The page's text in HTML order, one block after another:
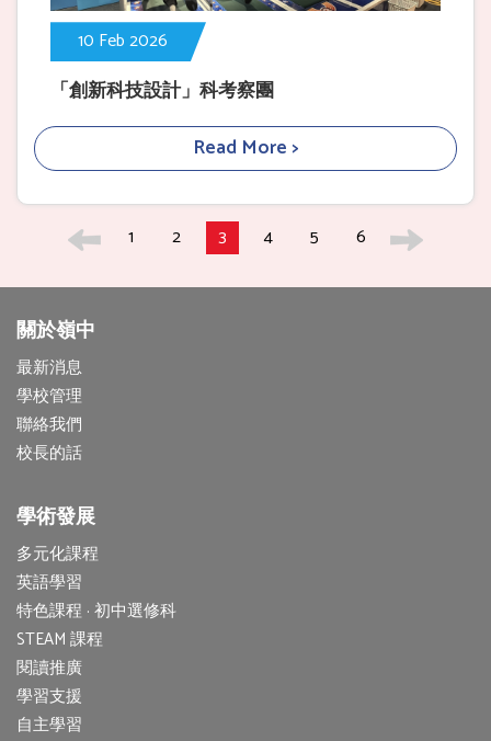
10 Feb 2026
「創新科技設計」科考察團
Read More >
1 2 3 4 5 6
關於嶺中
最新消息
學校管理
聯絡我們
校長的話
學術發展
多元化課程
英語學習
特色課程 · 初中選修科
STEAM 課程
閱讀推廣
學習支援
自主學習